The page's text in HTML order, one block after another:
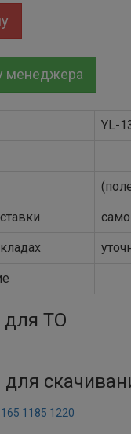
менеджера
YL-
для ТО
для
1185 1220